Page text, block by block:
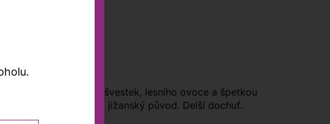
s tóny sušených švestek, lesního ovoce a špetkou
které nezapře svůj jižanský původ. Delší dochuť.